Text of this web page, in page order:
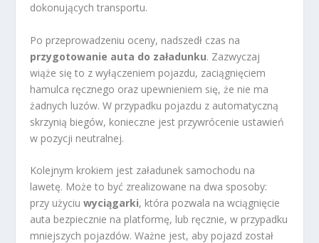
dokonujących transportu.
Po przeprowadzeniu oceny, nadszedł czas na
przygotowanie auta do załadunku. Zazwyczaj
wiąże się to z wyłączeniem pojazdu, zaciągnięciem
hamulca ręcznego oraz upewnieniem się, że nie ma
żadnych luzów. W przypadku pojazdu z automatyczną
skrzynią biegów, konieczne jest przywrócenie ustawień
w pozycji neutralnej.
Kolejnym krokiem jest załadunek samochodu na
lawetę. Może to być zrealizowane na dwa sposoby:
przy użyciuwyciągarki, która pozwala na wciągnięcie
auta bezpiecznie na platformę, lub ręcznie, w przypadku
mniejszych pojazdów. Ważne jest, aby pojazd został